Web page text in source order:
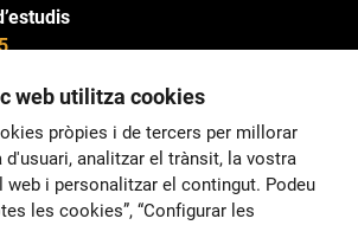
web utilitza cookies
pròpies i de tercers per millorar
d'usuari, analitzar el trànsit, la vostra
web i personalitzar el contingut. Podeu
les cookies”, “Configurar les